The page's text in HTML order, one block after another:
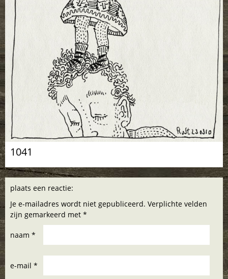
1041
plaats een reactie:
Je e-mailadres wordt niet gepubliceerd. Verplichte velden
zijn gemarkeerd met *
naam *
e-mail *